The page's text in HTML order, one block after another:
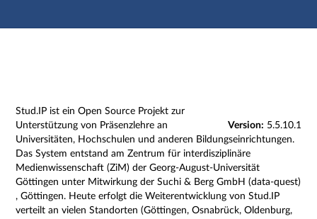
Hauptnavigation
Version: 5.5.10.1
Stud.IP ist ein Open Source Projekt zur
Unterstützung von Präsenzlehre an
Universitäten, Hochschulen und anderen Bildungseinrichtungen.
Das System entstand am Zentrum für interdisziplinäre
Medienwissenschaft (ZiM) der Georg-August-Universität
Göttingen unter Mitwirkung der Suchi & Berg GmbH (data-quest)
, Göttingen. Heute erfolgt die Weiterentwicklung von Stud.IP
verteilt an vielen Standorten (Göttingen, Osnabrück, Oldenburg,